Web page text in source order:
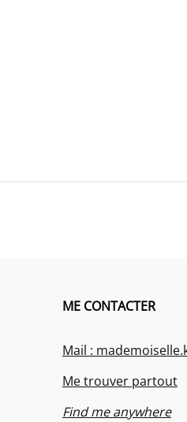
ME CONTACTER
Mail :
Me trouver partout
Find me anywhere